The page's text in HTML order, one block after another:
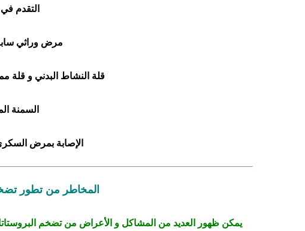
التقدم
مرض وراثي
قلة النشاط البدني و قلة
السمنة
الإصابة بمرض
المخاطر من تطور
يمكن ظهور العديد من المشاكل و الأعراض من تضخم